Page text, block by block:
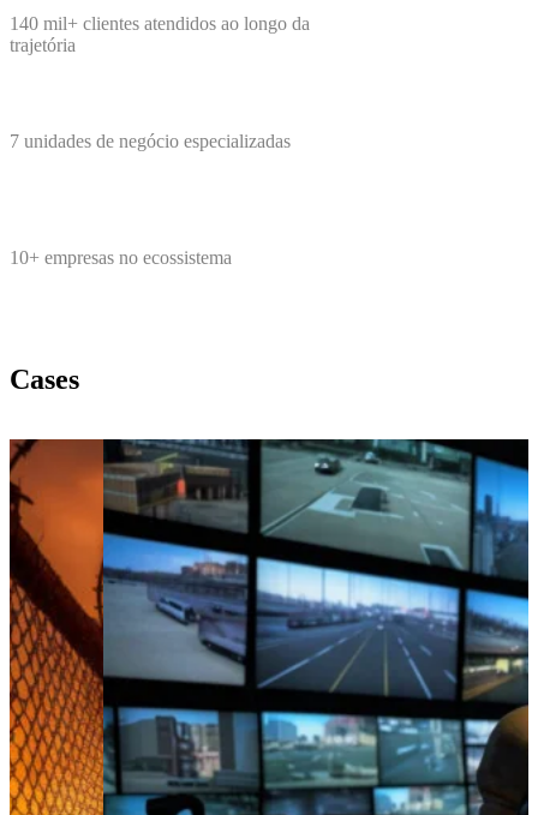
140 mil+ clientes atendidos ao longo da
trajetória
7 unidades de negócio especializadas
10+ empresas no ecossistema
Cases